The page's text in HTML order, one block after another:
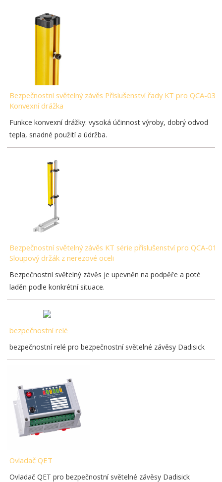
Bezpečnostní světelný závěs Příslušenství řady KT pro QCA-03-
Konvexní drážka
Funkce konvexní drážky: vysoká účinnost výroby, dobrý odvod
tepla, snadné použití a údržba.
Bezpečnostní světelný závěs KT série příslušenství pro QCA-01
Sloupový držák z nerezové oceli
Bezpečnostní světelný závěs je upevněn na podpěře a poté
laděn podle konkrétní situace.
bezpečnostní relé
bezpečnostní relé pro bezpečnostní světelné závěsy Dadisick
Ovladač QET
Ovladač QET pro bezpečnostní světelné závěsy Dadisick